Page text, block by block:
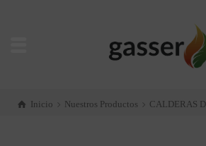
Inicio Nuestros Productos CALDERAS